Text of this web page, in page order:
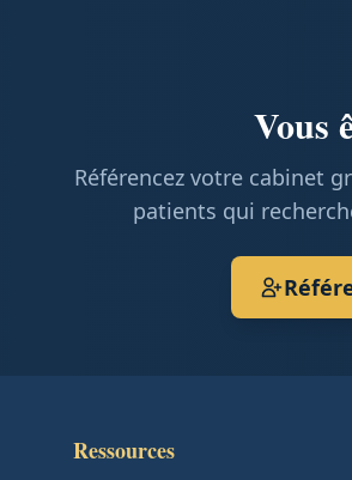
Vous
Référencez votre cabinet
patients qui
Ressources